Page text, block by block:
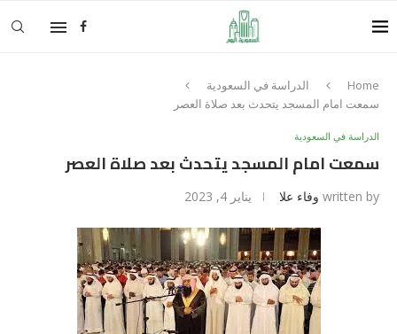
Home
الدراسة في السعودية
سمعت امام المسجد يتحدث بعد صلاة العصر
الدراسة في السعودية
سمعت امام المسجد يتحدث بعد صلاة العصر
written by وفاء علا يناير 4, 2023